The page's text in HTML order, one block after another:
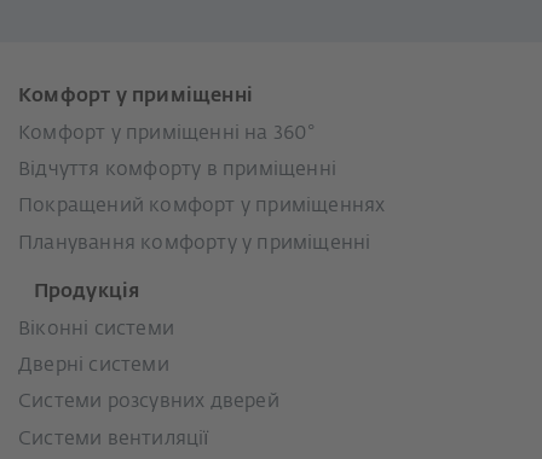
Комфорт у приміщенні
Комфорт у приміщенні на 360°
Відчуття комфорту в приміщенні
Покращений комфорт у приміщеннях
Планування комфорту у приміщенні
Продукція
Віконні системи
Дверні системи
Системи розсувних дверей
Системи вентиляції